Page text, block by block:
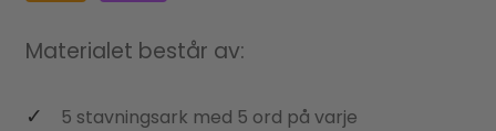
Materialet består av:
5 stavningsark med 5 ord på varje